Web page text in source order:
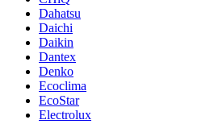
Dahatsu
Daichi
Daikin
Dantex
Denko
Ecoclima
EcoStar
Electrolux